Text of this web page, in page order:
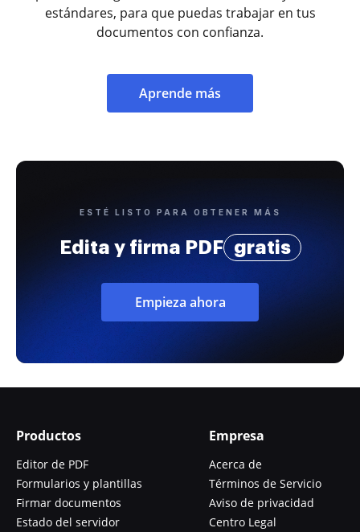
estándares, para que puedas trabajar en tus
documentos con confianza.
Aprende más
ESTÉ LISTO PARA OBTENER MÁS
Edita y firma PDF gratis
Empieza ahora
Productos
Editor de PDF
Formularios y plantillas
Firmar documentos
Estado del servidor
Empresa
Acerca de
Términos de Servicio
Aviso de privacidad
Centro Legal